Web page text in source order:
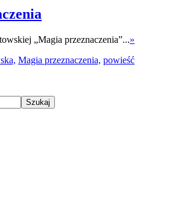
„Magia przeznaczenia”...»
Magia przeznaczenia, powieść